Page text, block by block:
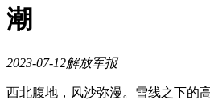
潮
2023-07-12解放军报
西北腹地，风沙弥漫。雪线之下的